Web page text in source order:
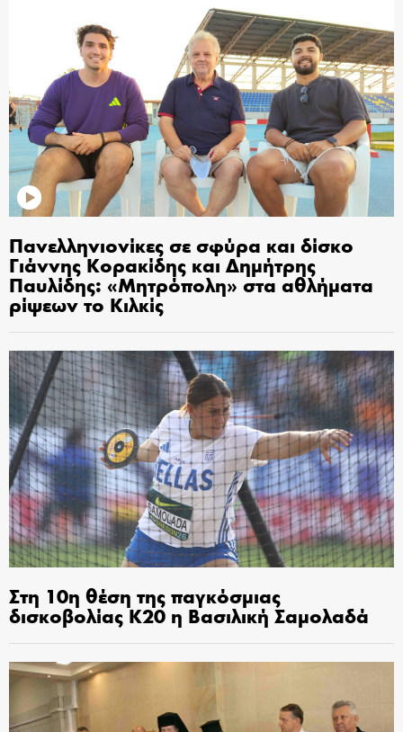
Πανελληνιονίκες σε σφύρα και δίσκο
Γιάννης Κορακίδης και Δημήτρης
Παυλίδης: «Μητρόπολη» στα αθλήματα
ρίψεων το Κιλκίς
Στη 10η θέση της παγκόσμιας
δισκοβολίας Κ20 η Βασιλική Σαμολαδά